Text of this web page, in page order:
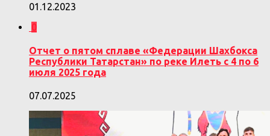
01.12.2023
0
Отчет о пятом сплаве «Федерации Шахбокса
Республики Татарстан» по реке Илеть с 4 по 6
июля 2025 года
07.07.2025